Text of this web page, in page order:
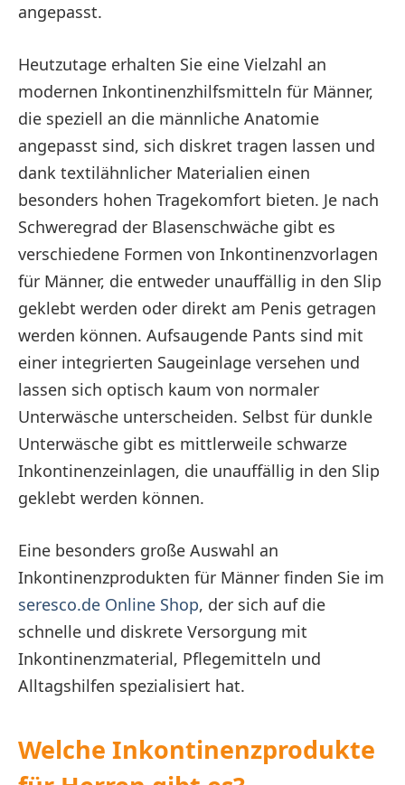
angepasst.
Heutzutage erhalten Sie eine Vielzahl an
modernen Inkontinenzhilfsmitteln für Männer,
die speziell an die männliche Anatomie
angepasst sind, sich diskret tragen lassen und
dank textilähnlicher Materialien einen
besonders hohen Tragekomfort bieten. Je nach
Schweregrad der Blasenschwäche gibt es
verschiedene Formen von Inkontinenzvorlagen
für Männer, die entweder unauffällig in den Slip
geklebt werden oder direkt am Penis getragen
werden können. Aufsaugende Pants sind mit
einer integrierten Saugeinlage versehen und
lassen sich optisch kaum von normaler
Unterwäsche unterscheiden. Selbst für dunkle
Unterwäsche gibt es mittlerweile schwarze
Inkontinenzeinlagen, die unauffällig in den Slip
geklebt werden können.
Eine besonders große Auswahl an
Inkontinenzprodukten für Männer finden Sie im
seresco.de Online Shop, der sich auf die
schnelle und diskrete Versorgung mit
Inkontinenzmaterial, Pflegemitteln und
Alltagshilfen spezialisiert hat.
Welche Inkontinenzprodukte